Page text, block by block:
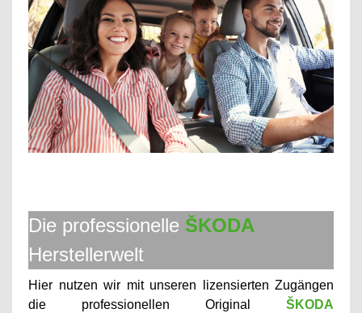
Die professionelle ŠKODA
Herstellerwelt
Hier nutzen wir mit unseren lizensierten Zugängen
die professionellen Original
ŠKODA